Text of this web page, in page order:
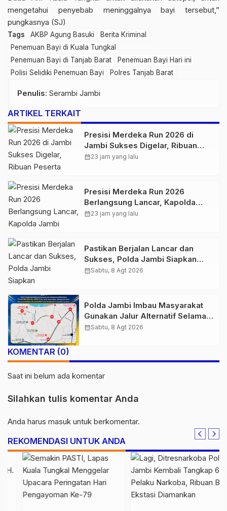
mengetahui penyebab meninggalnya bayi tersebut,”
pungkasnya (SJ)
Tags AKBP Agung Basuki
Berita Kriminal
Penemuan Bayi di Kuala Tungkal
Penemuan Bayi di Tanjab Barat
Penemuan Bayi Hari ini
Polisi Selidiki Penemuan Bayi
Polres Tanjab Barat
Penulis: Serambi Jambi
ARTIKEL TERKAIT
Presisi Merdeka Run 2026 di
Jambi Sukses Digelar, Ribuan
Peserta Ramaikan Event Nasional
calendar_month23 jam yang lalu
Presisi Merdeka Run 2026
Berlangsung Lancar, Kapolda
Jambi Ucapkan Terimakasih dan
calendar_month23 jam yang lalu
Pastikan Berjalan Lancar dan
Sukses, Polda Jambi Siapkan
Pengamanan Berlapis untuk 8.750
calendar_monthSabtu, 8 Agt 2026
Polda Jambi Imbau Masyarakat
Gunakan Jalur Alternatif Selama
Pelaksanaan Presisi Merdeka Run
calendar_monthSabtu, 8 Agt 2026
KOMENTAR (0)
Saat ini belum ada komentar
Silahkan tulis komentar Anda
Anda harus masuk untuk berkomentar.
REKOMENDASI UNTUK ANDA